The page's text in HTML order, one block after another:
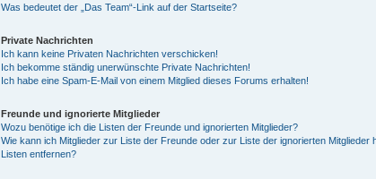
Was bedeutet der „Das Team“-Link auf der Startseite?
Private Nachrichten
Ich kann keine Privaten Nachrichten verschicken!
Ich bekomme ständig unerwünschte Private Nachrichten!
Ich habe eine Spam-E-Mail von einem Mitglied dieses Forums erhalten!
Freunde und ignorierte Mitglieder
Wozu benötige ich die Listen der Freunde und ignorierten Mitglieder?
Wie kann ich Mitglieder zur Liste der Freunde oder zur Liste der ignorierten Mitglieder
Listen entfernen?